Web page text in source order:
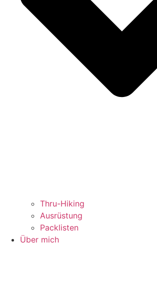
Thru-Hiking
Ausrüstung
Packlisten
Über mich